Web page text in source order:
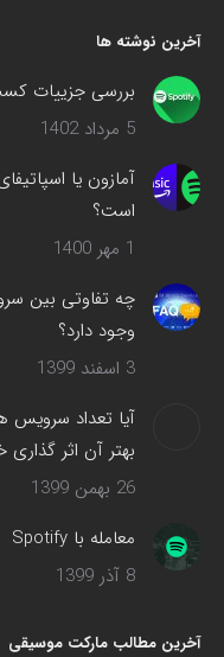
در
پنجره
جدید
می‌شود
آخرین نوشته ها
بررسی جزییات کسب
5 مرداد 1402
است؟
1 مهر 1400
چه تفاوتی بین
وجود دارد؟
3 اسفند 1399
آیا تعداد
بهتر آن اثر
26 بهمن 1399
معامله با Spotify
8 آذر 1399
آخرین مطالب مارکت موسیقی